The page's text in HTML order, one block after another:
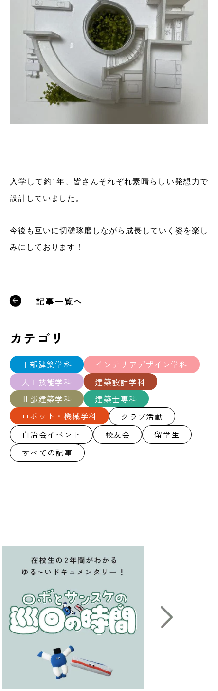
入学して約1年、皆さんそれぞれ素晴らしい発想力で
設計していました。
今後も互いに切磋琢磨しながら成長していく姿を楽し
みにしております！
記事一覧へ
カテゴリ
Ⅰ部建築学科
インテリアデザイン学科
大工技能学科
建築設計学科
Ⅱ部建築学科
建築士専科
ロボット・機械学科
クラブ活動
自治会イベント
校友会
留学生
すべての記事